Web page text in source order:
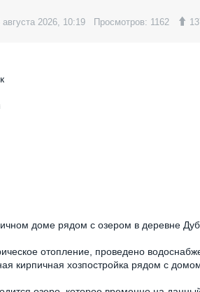
августа 2026, 10:19 Просмотров: 1162
доме рядом с озером в деревне
отопление, проведено
кирпичная хозпостройка рядом с